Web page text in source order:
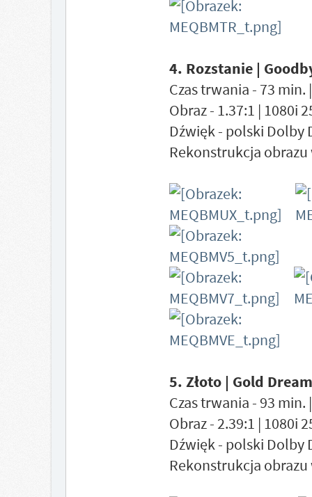
4. Rozstanie |
Czas trwania - 73 min.
Obraz - 1.37:1 | 1080i
Dźwięk - polski Dolby
Rekonstrukcja obrazu
5. Złoto | Gold
Czas trwania - 93 min.
Obraz - 2.39:1 | 1080i
Dźwięk - polski Dolby
Rekonstrukcja obrazu